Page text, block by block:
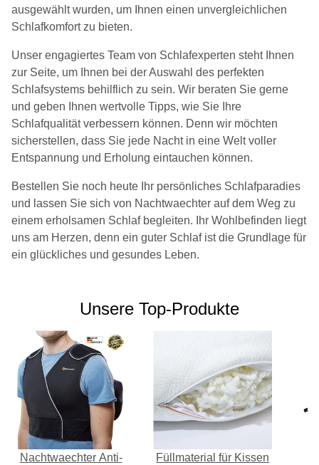
ausgewählt wurden, um Ihnen einen unvergleichlichen
Schlafkomfort zu bieten.
Unser engagiertes Team von Schlafexperten steht Ihnen
zur Seite, um Ihnen bei der Auswahl des perfekten
Schlafsystems behilflich zu sein. Wir beraten Sie gerne
und geben Ihnen wertvolle Tipps, wie Sie Ihre
Schlafqualität verbessern können. Denn wir möchten
sicherstellen, dass Sie jede Nacht in eine Welt voller
Entspannung und Erholung eintauchen können.
Bestellen Sie noch heute Ihr persönliches Schlafparadies
und lassen Sie sich von Nachtwaechter auf dem Weg zu
einem erholsamen Schlaf begleiten. Ihr Wohlbefinden liegt
uns am Herzen, denn ein guter Schlaf ist die Grundlage für
ein glückliches und gesundes Leben.
Unsere Top-Produkte
Nachtwaechter Anti-
Füllmaterial für Kissen